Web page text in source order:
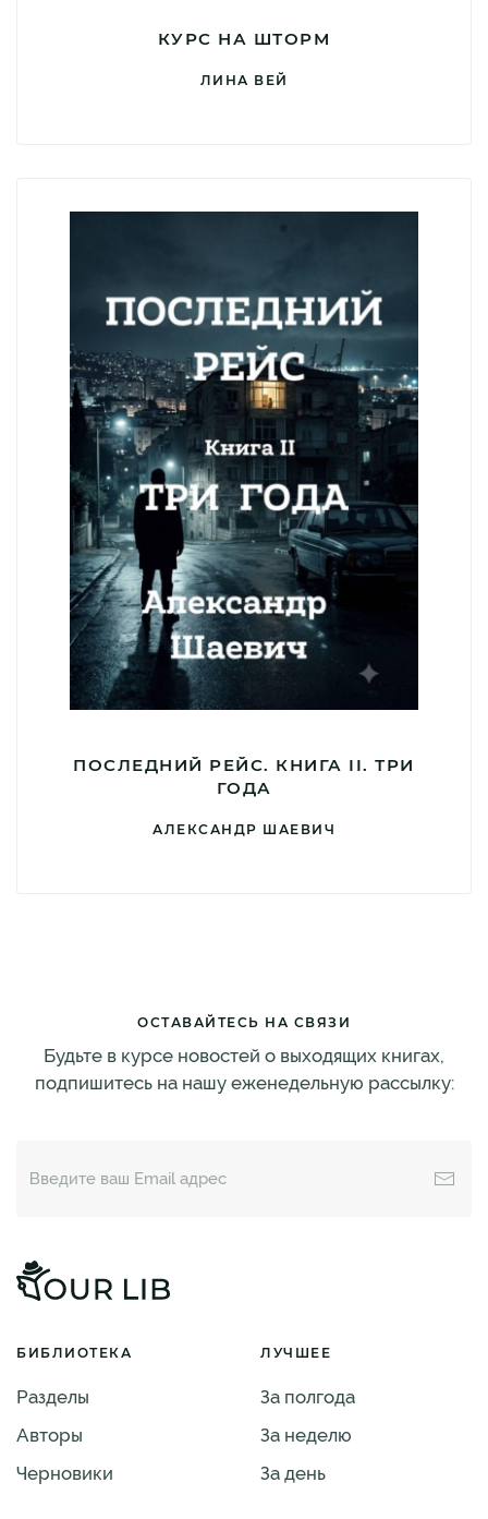
КУРС НА ШТОРМ
ЛИНА ВЕЙ
ПОСЛЕДНИЙ РЕЙС. КНИГА II. ТРИ
ГОДА
АЛЕКСАНДР ШАЕВИЧ
ОСТАВАЙТЕСЬ НА СВЯЗИ
Будьте в курсе новостей о выходящих книгах,
подпишитесь на нашу еженедельную рассылку:
БИБЛИОТЕКА
Разделы
Авторы
Черновики
ЛУЧШЕЕ
За полгода
За неделю
За день